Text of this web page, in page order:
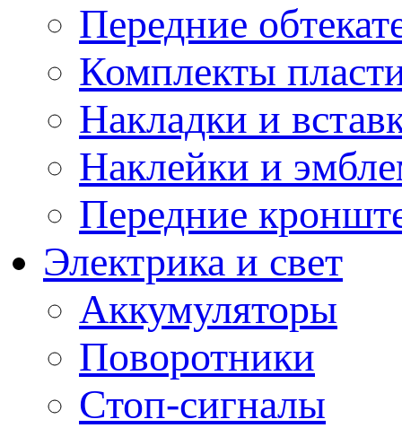
Передние
Комплекты
Накладки и
Наклейки и
Передние
Электрика и свет
Аккумуляторы
Поворотники
Стоп-сигналы